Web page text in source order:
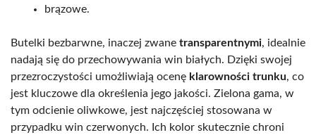
brązowe.
Butelki bezbarwne, inaczej zwane transparentnymi, idealnie
nadają się do przechowywania win białych. Dzięki swojej
przezroczystości umożliwiają ocenę klarowności trunku, co
jest kluczowe dla określenia jego jakości. Zielona gama, w
tym odcienie oliwkowe, jest najczęściej stosowana w
przypadku win czerwonych. Ich kolor skutecznie chroni